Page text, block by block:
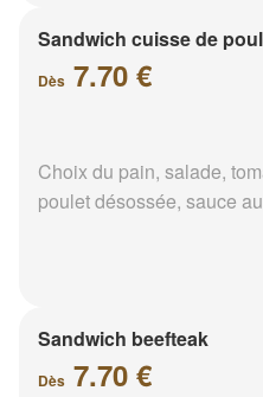
Sandwich cuisse de
Dès 7.70 €
Choix du pain, salade,
poulet désossée, sauce
Sandwich beefteak
Dès 7.70 €